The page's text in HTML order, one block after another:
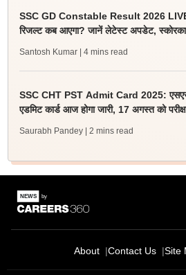
SSC GD Constable Result 2026
रिजल्ट कब आएगा? जानें लेटेस्ट अपडेट,
Santosh Kumar | 4 mins read
SSC CHT PST Admit Card 2025:
एडमिट कार्ड आज होगा जारी, 17 अगस्त को
Saurabh Pandey | 2 mins read
About Contact Us Site